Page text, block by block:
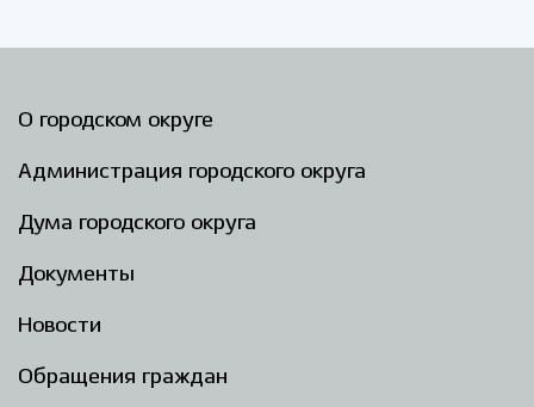
О городском округе
Администрация городского округа
Дума городского округа
Документы
Новости
Обращения граждан